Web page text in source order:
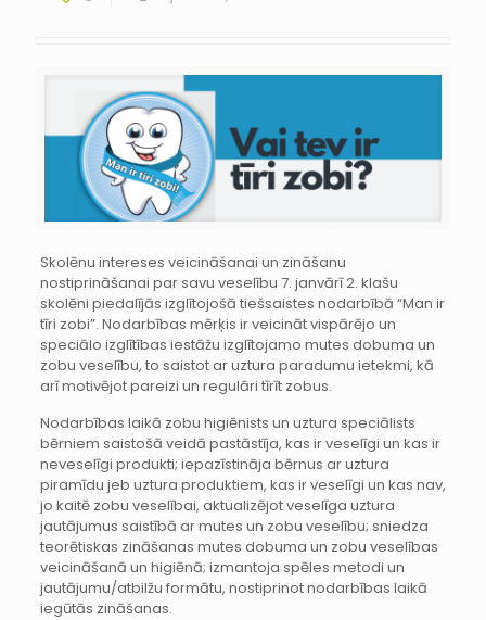
Skolēnu intereses veicināšanai un zināšanu
nostiprināšanai par savu veselību 7. janvārī 2. klašu
skolēni piedalījās izglītojošā tiešsaistes nodarbībā “Man ir
tīri zobi”. Nodarbības mērķis ir veicināt vispārējo un
speciālo izglītības iestāžu izglītojamo mutes dobuma un
zobu veselību, to saistot ar uztura paradumu ietekmi, kā
arī motivējot pareizi un regulāri tīrīt zobus.
Nodarbības laikā zobu higiēnists un uztura speciālists
bērniem saistošā veidā pastāstīja, kas ir veselīgi un kas ir
neveselīgi produkti; iepazīstināja bērnus ar uztura
piramīdu jeb uztura produktiem, kas ir veselīgi un kas nav,
jo kaitē zobu veselībai, aktualizējot veselīga uztura
jautājumus saistībā ar mutes un zobu veselību; sniedza
teorētiskas zināšanas mutes dobuma un zobu veselības
veicināšanā un higiēnā; izmantoja spēles metodi un
jautājumu/atbilžu formātu, nostiprinot nodarbības laikā
iegūtās zināšanas.